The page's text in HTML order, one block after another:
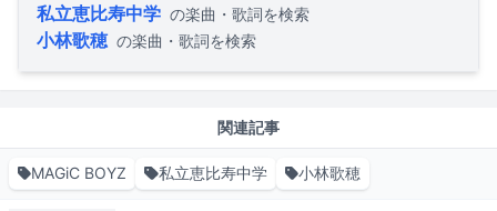
私立恵比寿中学 の楽曲・歌詞を検索
小林歌穂 の楽曲・歌詞を検索
関連記事
MAGiC BOYZ 私立恵比寿中学 小林歌穂